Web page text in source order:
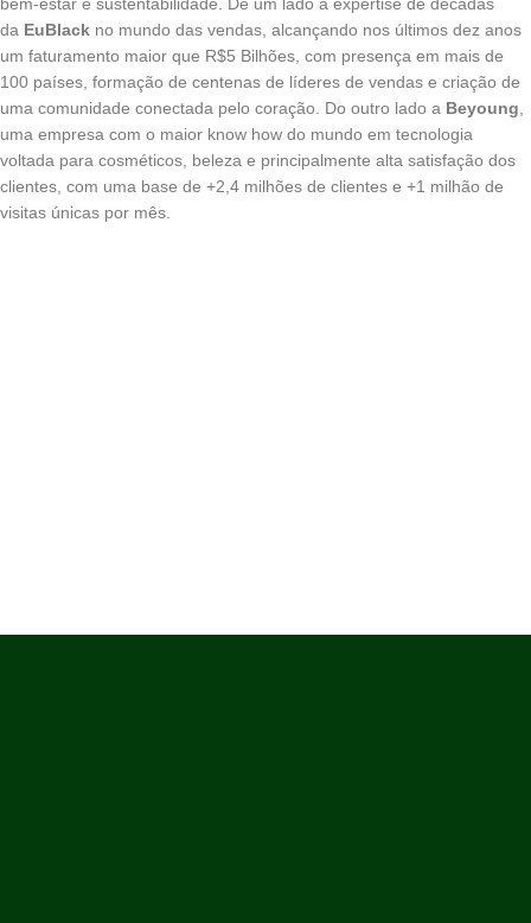
bem-estar e sustentabilidade. De um lado a expertise de décadas
da EuBlack no mundo das vendas, alcançando nos últimos dez anos
um faturamento maior que R$5 Bilhões, com presença em mais de
100 países, formação de centenas de líderes de vendas e criação de
uma comunidade conectada pelo coração. Do outro lado a Beyoung,
uma empresa com o maior know how do mundo em tecnologia
voltada para cosméticos, beleza e principalmente alta satisfação dos
clientes, com uma base de +2,4 milhões de clientes e +1 milhão de
visitas únicas por mês.